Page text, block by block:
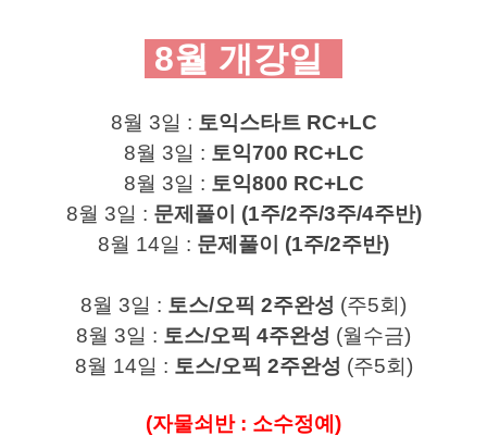
8월 개강일
8월 3일 : 토익스타트 RC+LC
8월 3일 : 토익700 RC+LC
8월 3일 : 토익800 RC+LC
8월 3일 : 문제풀이 (1주/2주/3주/4주반)
8월 14일 : 문제풀이 (1주/2주반)
8월 3일 : 토스/오픽 2주완성 (주5회)
8월 3일 : 토스/오픽 4주완성 (월수금)
8월 14일 : 토스/오픽 2주완성 (주5회)
(자물쇠반 : 소수정예)